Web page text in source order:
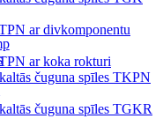
ar divkomponentu
ar koka rokturi
čuguna spīles TKPN
čuguna spīles TGKR